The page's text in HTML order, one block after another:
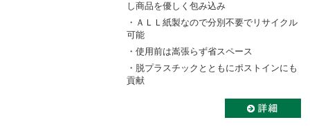
し商品を優しく包み込み
・ＡＬＬ紙製なので分別不要でリサイクル
可能
・使用前は嵩張らず省スペース
・脱プラスチックとともにポストインにも
貢献